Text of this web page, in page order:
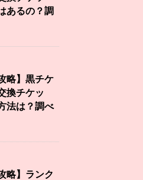
あるの？調
略】黒チケ
換チケッ
法は？調べ
略】ランク